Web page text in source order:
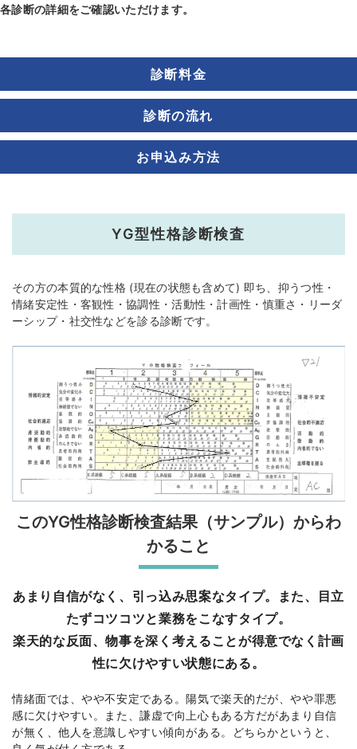
各診断の詳細をご確認いただけます。
診断料金
診断の流れ
お申込み方法
YG型性格診断検査
その方の本質的な性格 (現在の状態も含めて) 即ち、抑うつ性・
情緒安定性・客観性・協調性・活動性・計画性・慎重さ・リーダ
ーシップ・社交性などを診る診断です。
このYG性格診断検査結果（サンプル）からわ
かること
あまり自信がなく、引っ込み思案なタイプ。また、目立
たずコツコツと業務をこなすタイプ。
楽天的な反面、物事を深く考えることが得意でなく計画
性に欠けやすい状態にある。
情緒面では、やや不安定である。陽気で楽天的だが、やや罪悪
感に欠けやすい。また、謙虚で向上心もある方だがあまり自信
が無く、他人を意識しやすい傾向がある。どちらかというと、